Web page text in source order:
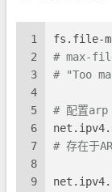
1
2
3
4
5
6
7
8
9
fs.file-
# max-file
# "Too
# 配置arp
# 存在于